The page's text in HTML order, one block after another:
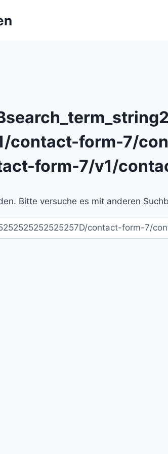
contact-form-7/
form-7/v1/
Bitte versuche es mit anderen